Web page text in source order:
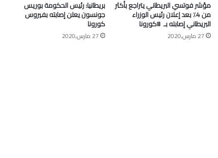
مؤشر فوتسي البريطاني يتراجع بأكثر
من 4٪ بعد إعلان رئيس الوزراء
البريطاني إصابته بـ ⁧ #كورونا⁩
27 مارس,2020
بريطانيا: رئيس الحكومة بوريس
جونسون يعلن إصابته بفيروس
كورونا
27 مارس,2020